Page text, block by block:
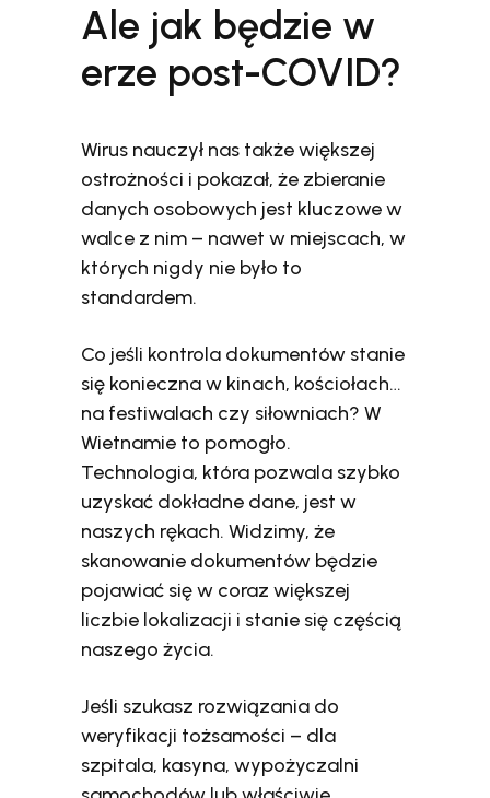
Ale jak będzie w
erze post-COVID?
Wirus nauczył nas także większej
ostrożności i pokazał, że zbieranie
danych osobowych jest kluczowe w
walce z nim – nawet w miejscach, w
których nigdy nie było to
standardem.
Co jeśli kontrola dokumentów stanie
się konieczna w kinach, kościołach…
na festiwalach czy siłowniach? W
Wietnamie to pomogło.
Technologia, która pozwala szybko
uzyskać dokładne dane, jest w
naszych rękach. Widzimy, że
skanowanie dokumentów będzie
pojawiać się w coraz większej
liczbie lokalizacji i stanie się częścią
naszego życia.
Jeśli szukasz rozwiązania do
weryfikacji tożsamości – dla
szpitala, kasyna, wypożyczalni